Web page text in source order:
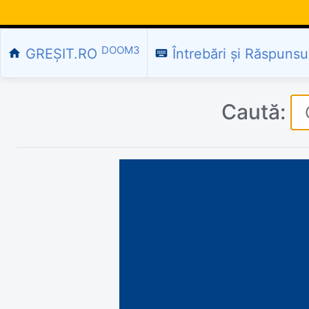
home GREȘIT.RO DOOM3 keyboard Întrebări și
Caută: